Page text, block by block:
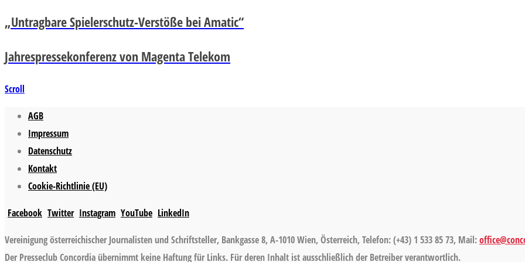
„Untragbare Spielerschutz-Verstöße bei Amatic“
Jahrespressekonferenz von Magenta Telekom
Scroll
AGB
Impressum
Datenschutz
Kontakt
Cookie-Richtlinie (EU)
Facebook Twitter Instagram YouTube LinkedIn
Vereinigung österreichischer Journalisten und Schriftsteller, Bankgasse 8, A-1010 Wien, Österreich, Telefon: (+43) 1 533 85 73, Mail:
Der Presseclub Concordia übernimmt keine Haftung für Links. Für deren Inhalt ist ausschließlich der Betreiber verantwortlich.